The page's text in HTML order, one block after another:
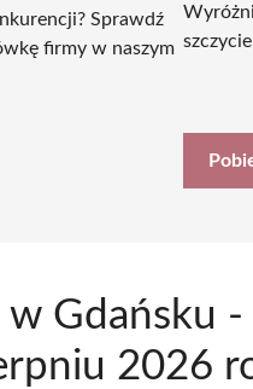
Sprawdź
firmy w naszym
w Gdańsku
2026